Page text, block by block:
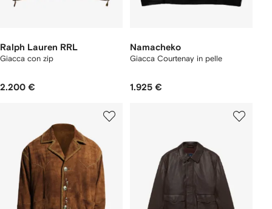
Ralph Lauren RRL
Giacca con zip
2.200 €
Namacheko
Giacca Courtenay in pelle
1.925 €